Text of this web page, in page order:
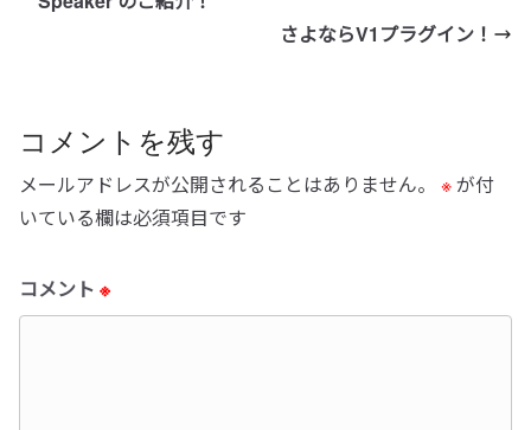
さよならV1プラグイン！
コメントを残す
メールアドレスが公開されることはありません。 ※が付
いている欄は必須項目です
コメント ※